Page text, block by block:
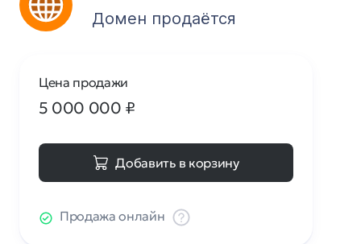
Домен продаётся
Цена продажи
5 000 000 ₽
Добавить в корзину
Продажа онлайн